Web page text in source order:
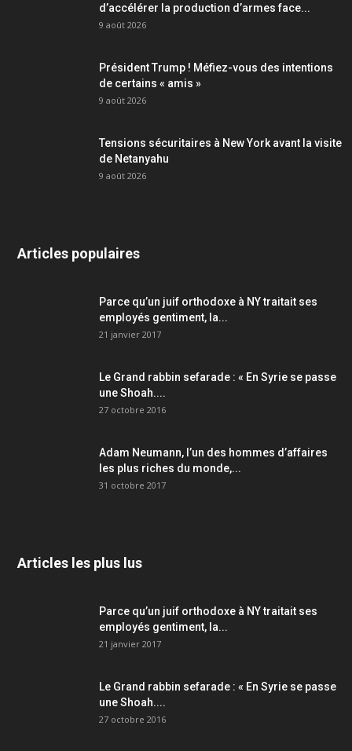
d’accélérer la production d’armes face...
9 août 2026
Président Trump ! Méfiez-vous des intentions
de certains « amis »
9 août 2026
Tensions sécuritaires à New York avant la visite
de Netanyahu
9 août 2026
Articles populaires
Parce qu’un juif orthodoxe à NY traitait ses
employés gentiment, la...
21 janvier 2017
Le Grand rabbin sefarade : « En Syrie se passe
une Shoah....
27 octobre 2016
Adam Neumann, l’un des hommes d’affaires
les plus riches du monde,...
31 octobre 2017
Articles les plus lus
Parce qu’un juif orthodoxe à NY traitait ses
employés gentiment, la...
21 janvier 2017
Le Grand rabbin sefarade : « En Syrie se passe
une Shoah....
27 octobre 2016